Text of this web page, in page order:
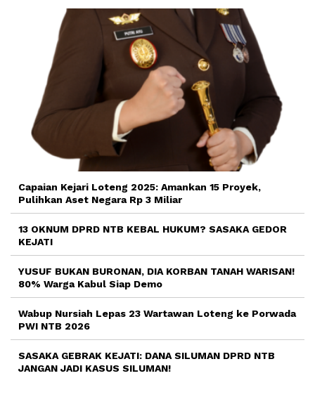
Capaian Kejari Loteng 2025: Amankan 15 Proyek,
Pulihkan Aset Negara Rp 3 Miliar
13 OKNUM DPRD NTB KEBAL HUKUM? SASAKA GEDOR
KEJATI
YUSUF BUKAN BURONAN, DIA KORBAN TANAH WARISAN!
80% Warga Kabul Siap Demo
Wabup Nursiah Lepas 23 Wartawan Loteng ke Porwada
PWI NTB 2026
SASAKA GEBRAK KEJATI: DANA SILUMAN DPRD NTB
JANGAN JADI KASUS SILUMAN!